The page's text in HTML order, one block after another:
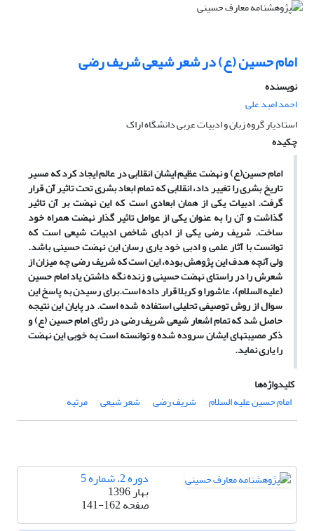
امام حسین (ع) در شعر شیعی شریف رضی
نویسنده
احمد امید علی
استادیار گروه زبان و ادبیات عربی دانشگاه اراک
چکیده
امام حسین(ع) و نهضت عظیم ایشان انقلابی در عالم ایجاد کرد که مسیر
تاریخ بشری را تغییر داد، انقلابی که تمام ابعاد بشری تحت تاثیر آن قرار
گرفت. ادبیات یکی از همان ابعادی است که این نهضت بر آن تاثیر
گذاشت و آن را به عنوان یکی از عوامل تاثیر گذار نهضت همراه خود
ساخت. شریف رضی یکی از ادبای شاخص ادبیات شیعی است که
توانست با آثار علمی و ادبی خود یاری رسان این نهضت حسینی باشد.
ولی آنچه هدف این پژوهش بوده، این است که شریف رضی چه میزان از
شعرش را در راستای نهضت حسینی و زنده نگه داشتن یاد امام حسین
(علیه السلام)، عاشورا و کربلا قرار داده است.برای رسیدن به پاسخ این
سوال از روش توصیفی تحلیلی استفاده شده است. در پایان این نتیجه
حاصل شد که تمام اشعار شیعی شریف رضی در رثای امام حسین (ع) و
ذکر مصیبتهای ایشان سروده شده و توانسته است به خوبی این نهضت
را یاری نماید.
کلیدواژه‌ها
امام حسین علیه السلام
شریف رضی شعر شیعی مرثیه
دوره 2، شماره 5
بهار 1396
صفحه141-162